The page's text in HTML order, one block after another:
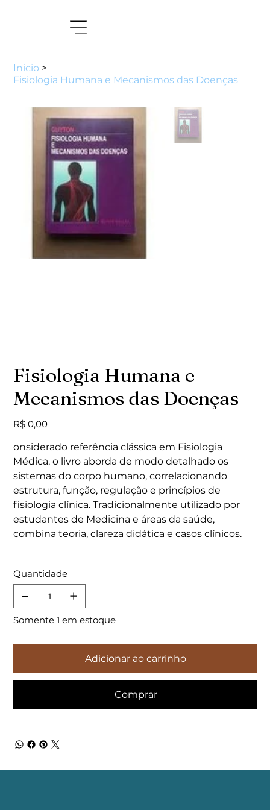
Inicio >
Fisiologia Humana e Mecanismos das Doenças
Fisiologia Humana e
Mecanismos das Doenças
Preço
R$ 0,00
onsiderado referência clássica em Fisiologia
Médica, o livro aborda de modo detalhado os
sistemas do corpo humano, correlacionando
estrutura, função, regulação e princípios de
fisiologia clínica. Tradicionalmente utilizado por
estudantes de Medicina e áreas da saúde,
combina teoria, clareza didática e casos clínicos.
Quantidade
Somente 1 em estoque
Adicionar ao carrinho
Comprar